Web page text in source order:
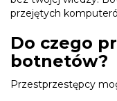
przejętych
Do czego
botnetów?
Przestprzestępcy